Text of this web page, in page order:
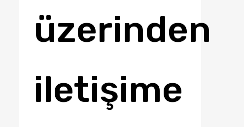
üzerinden
iletişime